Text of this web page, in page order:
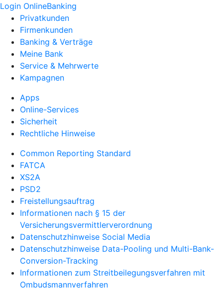
Login OnlineBanking
Privatkunden
Firmenkunden
Banking & Verträge
Meine Bank
Service & Mehrwerte
Kampagnen
Apps
Online-Services
Sicherheit
Rechtliche Hinweise
Common Reporting Standard
FATCA
XS2A
PSD2
Freistellungsauftrag
Informationen nach § 15 der
Versicherungsvermittlerverordnung
Datenschutzhinweise Social Media
Datenschutzhinweise Data-Pooling und Multi-Bank-
Conversion-Tracking
Informationen zum Streitbeilegungsverfahren mit
Ombudsmannverfahren